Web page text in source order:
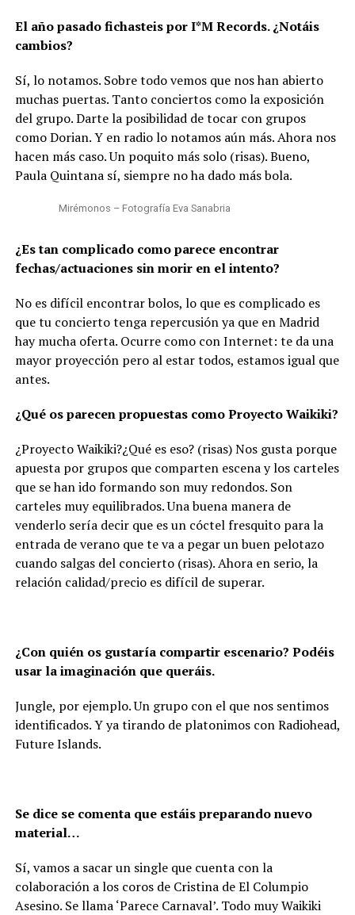
El año pasado fichasteis por I*M Records. ¿Notáis
cambios?
Sí, lo notamos. Sobre todo vemos que nos han abierto
muchas puertas. Tanto conciertos como la exposición
del grupo. Darte la posibilidad de tocar con grupos
como Dorian. Y en radio lo notamos aún más. Ahora nos
hacen más caso. Un poquito más solo (risas). Bueno,
Paula Quintana sí, siempre no ha dado más bola.
Mirémonos – Fotografía Eva Sanabria
¿Es tan complicado como parece encontrar
fechas/actuaciones sin morir en el intento?
No es difícil encontrar bolos, lo que es complicado es
que tu concierto tenga repercusión ya que en Madrid
hay mucha oferta. Ocurre como con Internet: te da una
mayor proyección pero al estar todos, estamos igual que
antes.
¿Qué os parecen propuestas como Proyecto Waikiki?
¿Proyecto Waikiki?¿Qué es eso? (risas) Nos gusta porque
apuesta por grupos que comparten escena y los carteles
que se han ido formando son muy redondos. Son
carteles muy equilibrados. Una buena manera de
venderlo sería decir que es un cóctel fresquito para la
entrada de verano que te va a pegar un buen pelotazo
cuando salgas del concierto (risas). Ahora en serio, la
relación calidad/precio es difícil de superar.
¿Con quién os gustaría compartir escenario? Podéis
usar la imaginación que queráis.
Jungle, por ejemplo. Un grupo con el que nos sentimos
identificados. Y ya tirando de platonimos con Radiohead,
Future Islands.
Se dice se comenta que estáis preparando nuevo
material…
Sí, vamos a sacar un single que cuenta con la
colaboración a los coros de Cristina de El Columpio
Asesino. Se llama ‘Parece Carnaval’. Todo muy Waikiki